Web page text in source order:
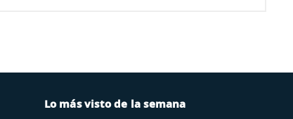
Lo más visto de la semana